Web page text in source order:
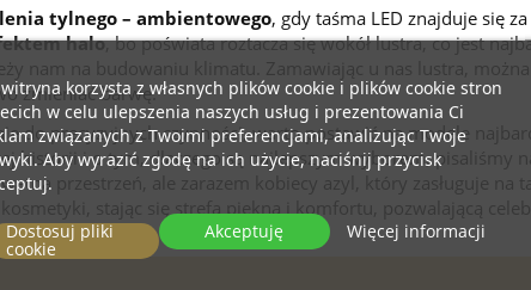
tylnego – ambientowego, gdy taśma LED znajduje się
halo, bo poświata roztacza się wokół lustra, co jest
nam na budowaniu klimatu. Zamawiając u nas lustra,
zmieniać barwę.
do precyzyjnych czynności, warto postawić na modele
historii i o tym, dlaczego są najlepszym wyborem, pisaliśmy
przestrzeń, ale zarazem kobiecy azyl, który zasługuje na
stając się strefą piękna i komfortu, pozwalającą
witryna korzysta z własnych plików cookie i plików cookie stron
w celu ulepszenia naszych usług i prezentowania Ci
związanych z Twoimi preferencjami, analizując Twoje
Aby wyrazić zgodę na ich użycie, naciśnij przycisk
Więcej informacji
Dostosuj pliki
cookie
Akceptuję